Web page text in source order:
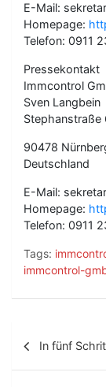
E-Mail:
Homepage:
Telefon: 0911
Pressekontakt
Immcontrol
Sven Langbein
Stephanstraße
90478
Deutschland
E-Mail:
Homepage:
Telefon: 0911
Tags:
immcontrol-
In fünf